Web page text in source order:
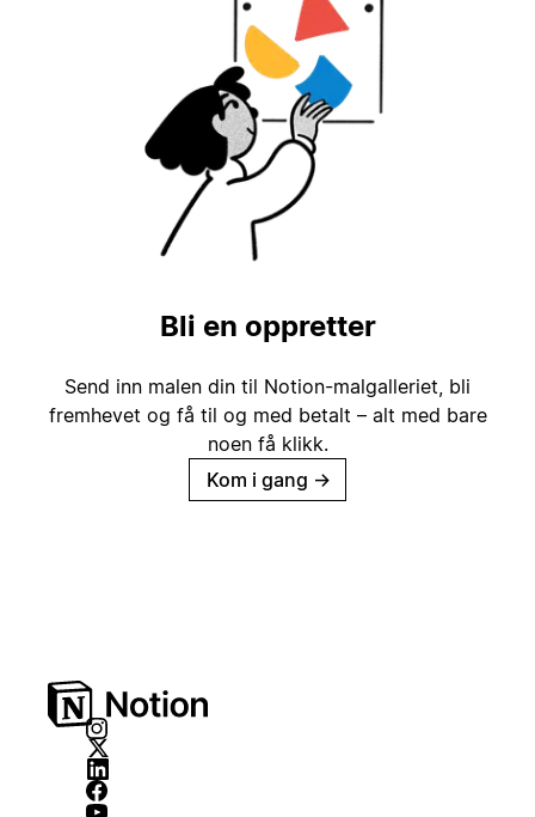
Bli en oppretter
Send inn malen din til Notion-malgalleriet, bli
fremhevet og få til og med betalt – alt med bare
noen få klikk.
Kom i gang →